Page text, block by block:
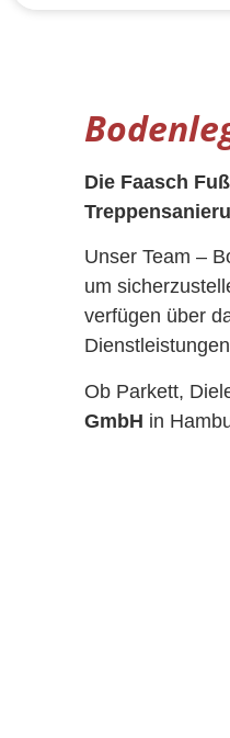
Die Faasch
Unser Team –
um
verfügen über
Ob Parkett,
GmbH in